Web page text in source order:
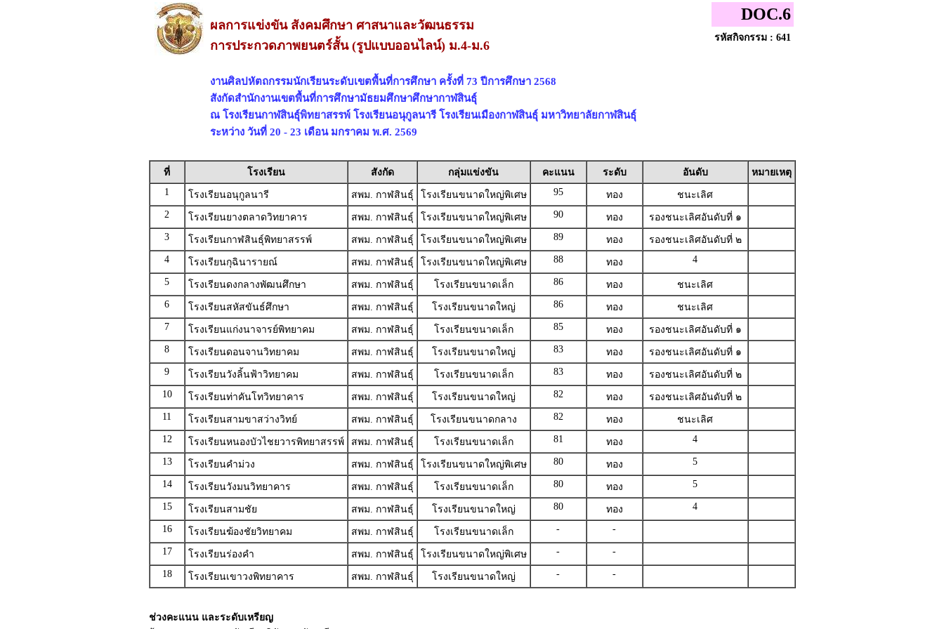
ผลการแข่งขัน สังคมศึกษา ศาสนาและวัฒนธรรม
การประกวดภาพยนตร์สั้น (รูปแบบออนไลน์) ม.4-ม.6
งานศิลปหัตถกรรมนักเรียนระดับเขตพื้นที่การศึกษา ครั้งที่ 73 ปีการศึกษา 2568
สังกัดสำนักงานเขตพื้นที่การศึกษามัธยมศึกษาศึกษากาฬสินธุ์
ณ โรงเรียนกาฬสินธุ์พิทยาสรรพ์ โรงเรียนอนุกูลนารี โรงเรียนเมืองกาฬสินธุ์ มหาวิทยาลัยกาฬสินธุ์
ระหว่าง วันที่ 20 - 23 เดือน มกราคม พ.ศ. 2569
DOC.6
รหัสกิจกรรม : 641
ที่ โรงเรียน สังกัด กลุ่มแข่งขัน คะแนน ระดับ อันดับ
หมายเหตุ
1
โรงเรียนอนุกูลนารี สพม. กาฬสินธุ์ โรงเรียนขนาดใหญ่พิเศษ 95 ทอง
ชนะเลิศ
2
โรงเรียนยางตลาดวิทยาคาร สพม. กาฬสินธุ์ โรงเรียนขนาดใหญ่พิเศษ 90 ทอง
รองชนะเลิศอันดับที่ ๑
3
โรงเรียนกาฬสินธุ์พิทยาสรรพ์ สพม. กาฬสินธุ์ โรงเรียนขนาดใหญ่พิเศษ 89 ทอง
รองชนะเลิศอันดับที่ ๒
4
โรงเรียนกุฉินารายณ์ สพม. กาฬสินธุ์ โรงเรียนขนาดใหญ่พิเศษ 88 ทอง 4
5 โรงเรียนดงกลางพัฒนศึกษา สพม. กาฬสินธุ์ โรงเรียนขนาดเล็ก 86 ทอง
ชนะเลิศ
6
โรงเรียนสหัสขันธ์ศึกษา สพม. กาฬสินธุ์ โรงเรียนขนาดใหญ่ 86 ทอง
ชนะเลิศ
7
โรงเรียนแก่งนาจารย์พิทยาคม สพม. กาฬสินธุ์ โรงเรียนขนาดเล็ก 85 ทอง
รองชนะเลิศอันดับที่ ๑
8
โรงเรียนดอนจานวิทยาคม สพม. กาฬสินธุ์ โรงเรียนขนาดใหญ่ 83 ทอง
รองชนะเลิศอันดับที่ ๑
9
โรงเรียนวังลิ้นฟ้าวิทยาคม สพม. กาฬสินธุ์ โรงเรียนขนาดเล็ก 83 ทอง
รองชนะเลิศอันดับที่ ๒
10
โรงเรียนท่าคันโทวิทยาคาร สพม. กาฬสินธุ์ โรงเรียนขนาดใหญ่ 82 ทอง
รองชนะเลิศอันดับที่ ๒
11
โรงเรียนสามขาสว่างวิทย์ สพม. กาฬสินธุ์ โรงเรียนขนาดกลาง 82 ทอง
ชนะเลิศ
12
โรงเรียนหนองบัวไชยวารพิทยาสรรพ์ สพม. กาฬสินธุ์ โรงเรียนขนาดเล็ก 81 ทอง 4
13 โรงเรียนคำม่วง สพม. กาฬสินธุ์ โรงเรียนขนาดใหญ่พิเศษ 80 ทอง 5
14 โรงเรียนวังมนวิทยาคาร สพม. กาฬสินธุ์ โรงเรียนขนาดเล็ก 80 ทอง 5
15 โรงเรียนสามชัย สพม. กาฬสินธุ์ โรงเรียนขนาดใหญ่ 80 ทอง 4
16 โรงเรียนฆ้องชัยวิทยาคม สพม. กาฬสินธุ์ โรงเรียนขนาดเล็ก - -
17 โรงเรียนร่องคำ สพม. กาฬสินธุ์ โรงเรียนขนาดใหญ่พิเศษ - -
18 โรงเรียนเขาวงพิทยาคาร สพม. กาฬสินธุ์ โรงเรียนขนาดใหญ่ - -
ช่วงคะแนน และระดับเหรียญ